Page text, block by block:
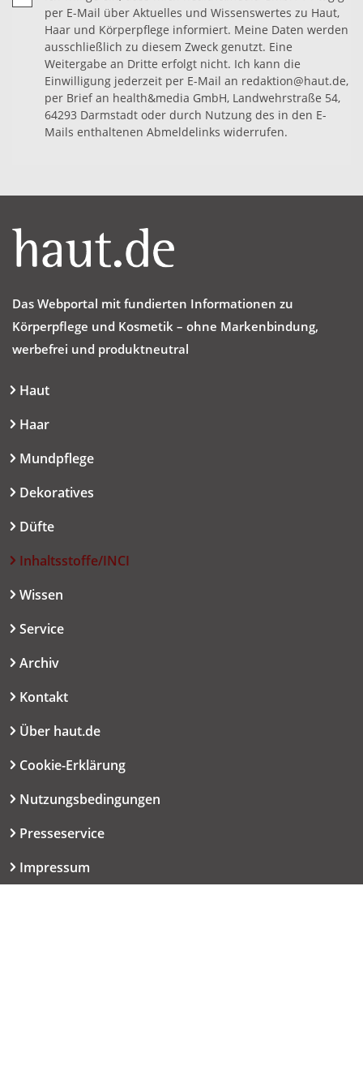
per E-Mail über Aktuelles und Wissenswertes zu Haut,
Haar und Körperpflege informiert. Meine Daten werden
ausschließlich zu diesem Zweck genutzt. Eine
Weitergabe an Dritte erfolgt nicht. Ich kann die
Einwilligung jederzeit per E-Mail an redaktion@haut.de,
per Brief an health&media GmbH, Landwehrstraße 54,
64293 Darmstadt oder durch Nutzung des in den E-
Mails enthaltenen Abmeldelinks widerrufen.
Das Webportal mit fundierten Informationen zu
Körperpflege und Kosmetik – ohne Markenbindung,
werbefrei und produktneutral
Haut
Haar
Mundpflege
Dekoratives
Düfte
Inhaltsstoffe/INCI
Wissen
Service
Archiv
Kontakt
Über haut.de
Cookie-Erklärung
Nutzungsbedingungen
Presseservice
Impressum